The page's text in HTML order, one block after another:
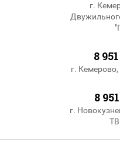
г.
8
г.
8
г.